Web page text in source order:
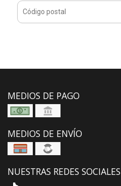
MEDIOS DE PAGO
MEDIOS DE ENVÍO
NUESTRAS REDES SOCIALES